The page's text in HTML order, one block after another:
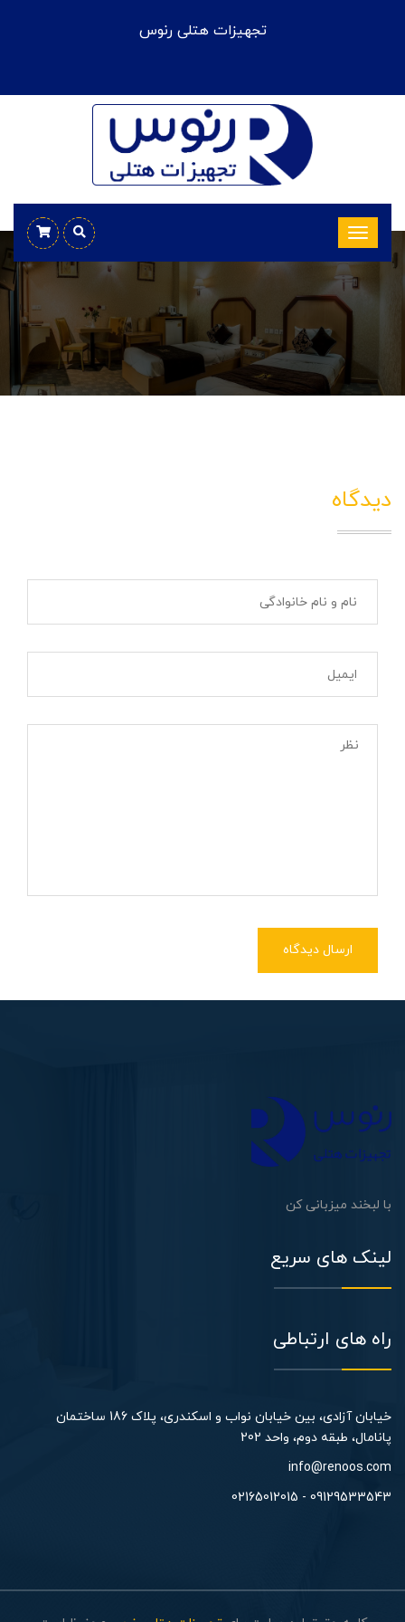
تجهیزات هتلی رنوس
دیدگاه
ارسال دیدگاه
با لبخند میزبانی کن
لینک های سریع
راه های ارتباطی
خیابان آزادی، بین خیابان نواب و اسکندری، پلاک 186 ساختمان
پانامال، طبقه دوم، واحد 202​
info@renoos.com
09129533543 - 02165012015